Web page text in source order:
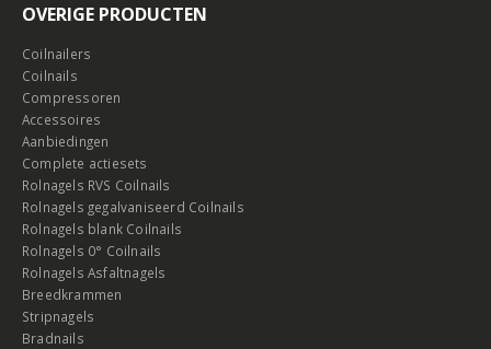
OVERIGE PRODUCTEN
Coilnailers
Coilnails
Compressoren
Accessoires
Aanbiedingen
Complete actiesets
Rolnagels RVS Coilnails
Rolnagels gegalvaniseerd Coilnails
Rolnagels blank Coilnails
Rolnagels 0° Coilnails
Rolnagels Asfaltnagels
Breedkrammen
Stripnagels
Bradnails